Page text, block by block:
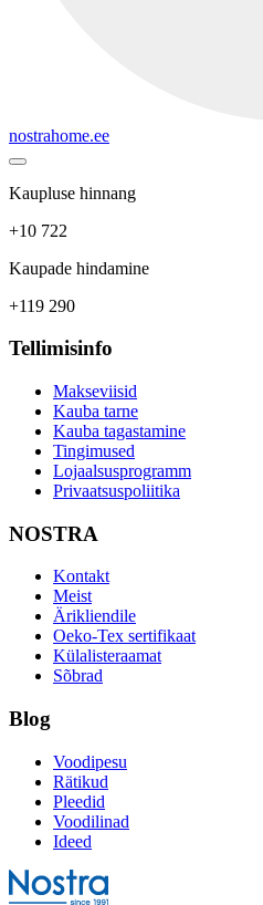
nostrahome.ee
Kaupluse hinnang
+10 722
Kaupade hindamine
+119 290
Tellimisinfo
Makseviisid
Kauba tarne
Kauba tagastamine
Tingimused
Lojaalsusprogramm
Privaatsuspoliitika
NOSTRA
Kontakt
Meist
Ärikliendile
Oeko-Tex sertifikaat
Külalisteraamat
Sõbrad
Blog
Voodipesu
Rätikud
Pleedid
Voodilinad
Ideed